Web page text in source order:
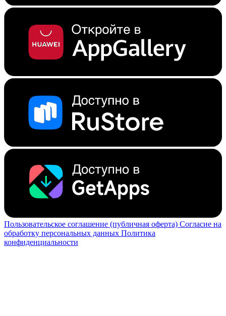
Пользовательское соглашение (публичная оферта) Согласие на
обработку персональных данных Политика
конфиденциальности